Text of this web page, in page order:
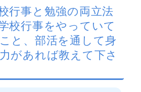
行事と勉強の両立法
校行事をやっていて
と、部活を通して身
があれば教えて下さ